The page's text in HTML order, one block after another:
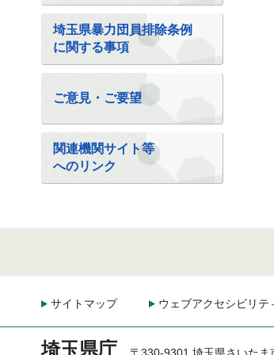
埼玉県暴力団員排除条例
に関する事項
ご意見・ご要望
関連機関サイト等
へのリンク
サイトマップ ウェブアクセシビリテ
埼玉県庁